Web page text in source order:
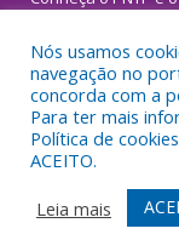
Todos os
Mapa do Site
Acessar Webmail
Nós usamos
navegação no
concorda com a
Para ter mais
Política de
ACEITO.
Leia mais